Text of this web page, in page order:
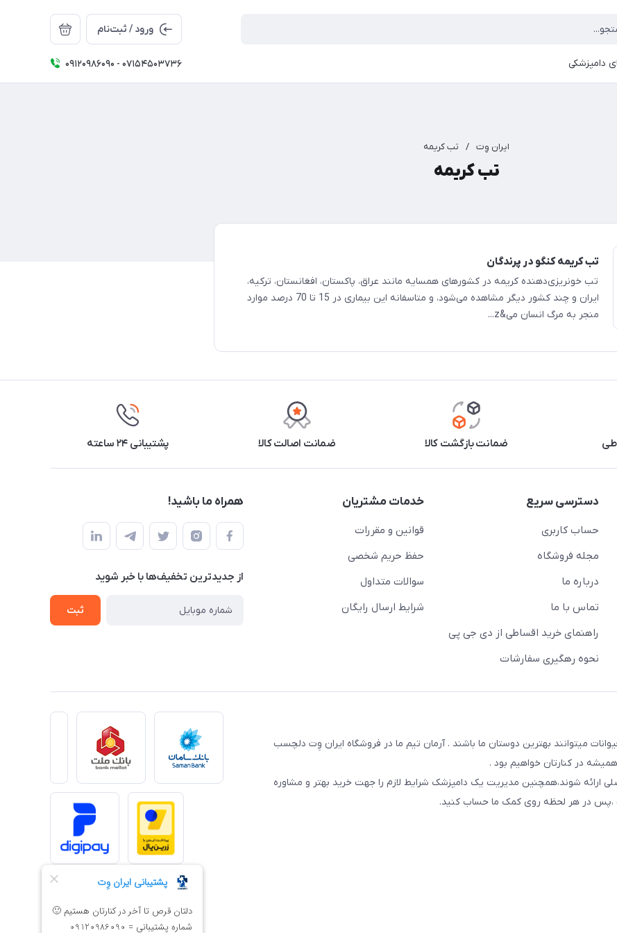
ورود / ثبت‌نام
دامپزشکی 09120986090 - 07154503736
ایران وِت / تب کریمه
تب کریمه
تب کریمه کنگو در پرندگان
تب خونریزی‌دهنده کریمه در کشورهای همسایه مانند عراق، پاکستان، افغانستان، ترکیه،
ایران و چند کشور دیگر مشاهده می‌شود، و متاسفانه این بیماری در 15 تا 70 درصد موارد
منجر به مرگ انسان می&z...
ضمانت بازگشت کالا ضمانت اصالت کالا پشتیبانی ۲۴ ساعته
دسترسی سریع
حساب کاربری
مجله فروشگاه
درباره ما
تماس با ما
راهنمای خرید اقساطی از دی جی پی
نحوه رهگیری سفارشات
خدمات مشتریان
قوانین و مقررات
حفظ حریم شخصی
سوالات متداول
شرایط ارسال رایگان
همراه ما باشید!
از جدید‌ترین تخفیف‌ها با‌ خبر شوید
ثبت
میتوانند بهترین دوستان ما باشند . آرمان تیم ما در فروشگاه ایران وِت دلچسب
در کنارتان خواهیم بود .
شوند،همچنین مدیریت یک دامپزشک شرایط لازم را جهت خرید بهتر و مشاوره
،پس در هر لحظه روی کمک ما حساب کنید.